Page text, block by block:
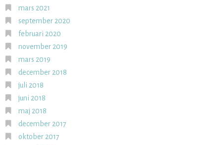
mars 2021
september 2020
februari 2020
november 2019
mars 2019
december 2018
juli 2018
juni 2018
maj 2018
december 2017
oktober 2017